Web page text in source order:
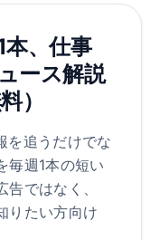
本、仕事
ース解説
）
を追うだけでな
毎週1本の短い
告ではなく、
りたい方向け